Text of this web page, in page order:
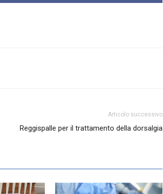
Articolo successivo
Reggispalle per il trattamento della dorsalgia